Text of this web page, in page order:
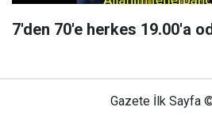
7'den 70'e herkes 19.00'a
Gazete İlk Sayfa